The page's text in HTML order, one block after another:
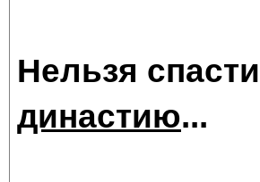
Нельзя
династию...